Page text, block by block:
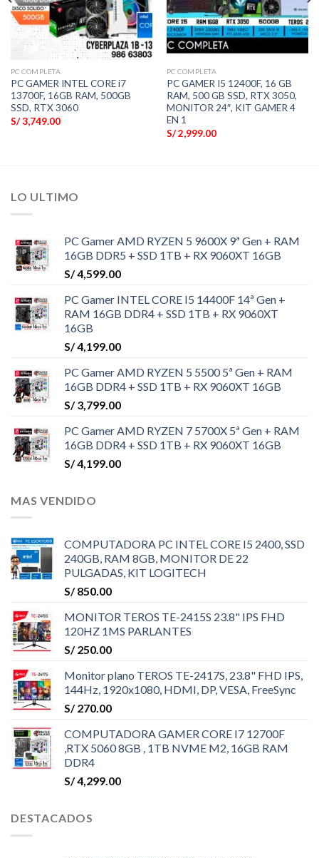
PC COMPLETA
PC GAMER INTEL CORE i7
13700F, 16GB RAM, 500GB
SSD, RTX 3060
S/3,749.00
PC COMPLETA
PC GAMER I5 12400F, 16 GB
RAM, 500 GB SSD, RTX 3050,
MONITOR 24″, KIT GAMER 4
EN 1
S/2,999.00
LO ULTIMO
PC Gamer AMD RYZEN 5 9600X 9ª Gen + RAM
16GB DDR5 + SSD 1TB + RX 9060XT 16GB
S/4,599.00
PC Gamer INTEL CORE I5 14400F 14ª Gen +
RAM 16GB DDR4 + SSD 1TB + RX 9060XT
16GB
S/4,199.00
PC Gamer AMD RYZEN 5 5500 5ª Gen + RAM
16GB DDR4 + SSD 1TB + RX 9060XT 16GB
S/3,799.00
PC Gamer AMD RYZEN 7 5700X 5ª Gen + RAM
16GB DDR4 + SSD 1TB + RX 9060XT 16GB
S/4,199.00
MAS VENDIDO
COMPUTADORA PC INTEL CORE I5 2400, SSD
240GB, RAM 8GB, MONITOR DE 22
PULGADAS, KIT LOGITECH
S/850.00
MONITOR TEROS TE-2415S 23.8" IPS FHD
120HZ 1MS PARLANTES
S/250.00
Monitor plano TEROS TE-2417S, 23.8" FHD IPS,
144Hz, 1920x1080, HDMI, DP, VESA, FreeSync
S/270.00
COMPUTADORA GAMER CORE I7 12700F
,RTX 5060 8GB , 1TB NVME M2, 16GB RAM
DDR4
S/4,299.00
DESTACADOS